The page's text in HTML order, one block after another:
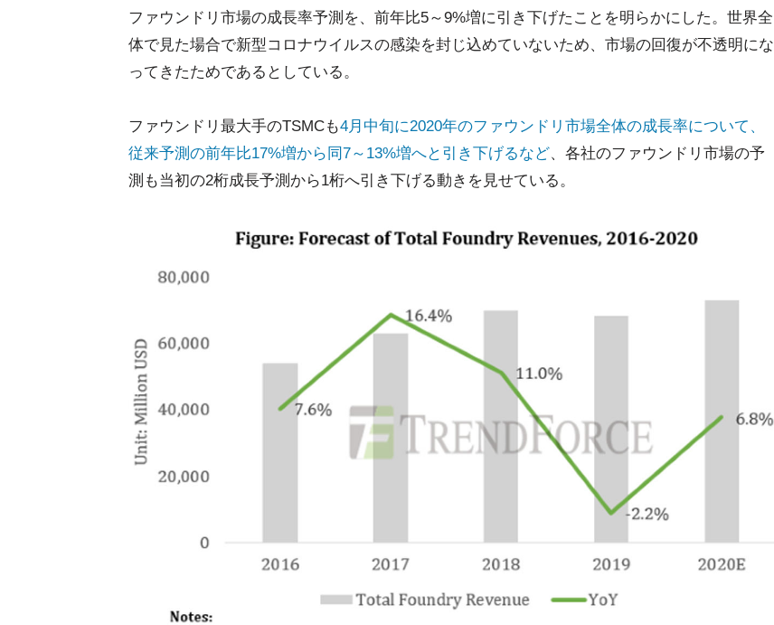
ファウンドリ市場の成長率予測を、前年比5～9%増に引き下げたことを明らかにした。世界全
体で見た場合で新型コロナウイルスの感染を封じ込めていないため、市場の回復が不透明にな
ってきたためであるとしている。
ファウンドリ最大手のTSMCも4月中旬に2020年のファウンドリ市場全体の成長率について、
従来予測の前年比17%増から同7～13%増へと引き下げるなど、各社のファウンドリ市場の予
測も当初の2桁成長予測から1桁へ引き下げる動きを見せている。